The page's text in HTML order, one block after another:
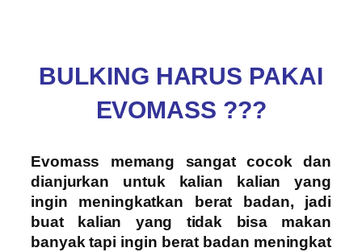
BULKING HARUS PAKAI
EVOMASS ???
Evomass memang sangat cocok dan
dianjurkan untuk kalian kalian yang
ingin meningkatkan berat badan, jadi
buat kalian yang tidak bisa makan
banyak tapi ingin berat badan meningkat